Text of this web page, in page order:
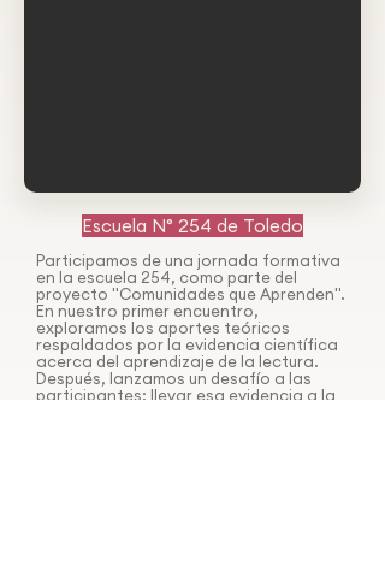
Escuela N° 254 de Toledo
Participamos de una jornada formativa
en la escuela 254, como parte del
proyecto "Comunidades que Aprenden".
En nuestro primer encuentro,
exploramos los aportes teóricos
respaldados por la evidencia científica
acerca del aprendizaje de la lectura.
Después, lanzamos un desafío a las
participantes: llevar esa evidencia a la